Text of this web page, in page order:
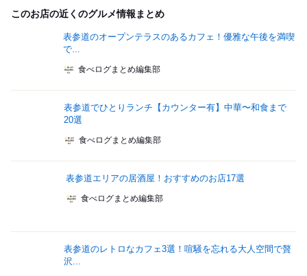
このお店の近くのグルメ情報まとめ
表参道のオープンテラスのあるカフェ！優雅な午後を満喫
で...
食べログまとめ編集部
表参道でひとりランチ【カウンター有】中華〜和食まで
20選
食べログまとめ編集部
表参道エリアの居酒屋！おすすめのお店17選
食べログまとめ編集部
表参道のレトロなカフェ3選！喧騒を忘れる大人空間で贅
沢...